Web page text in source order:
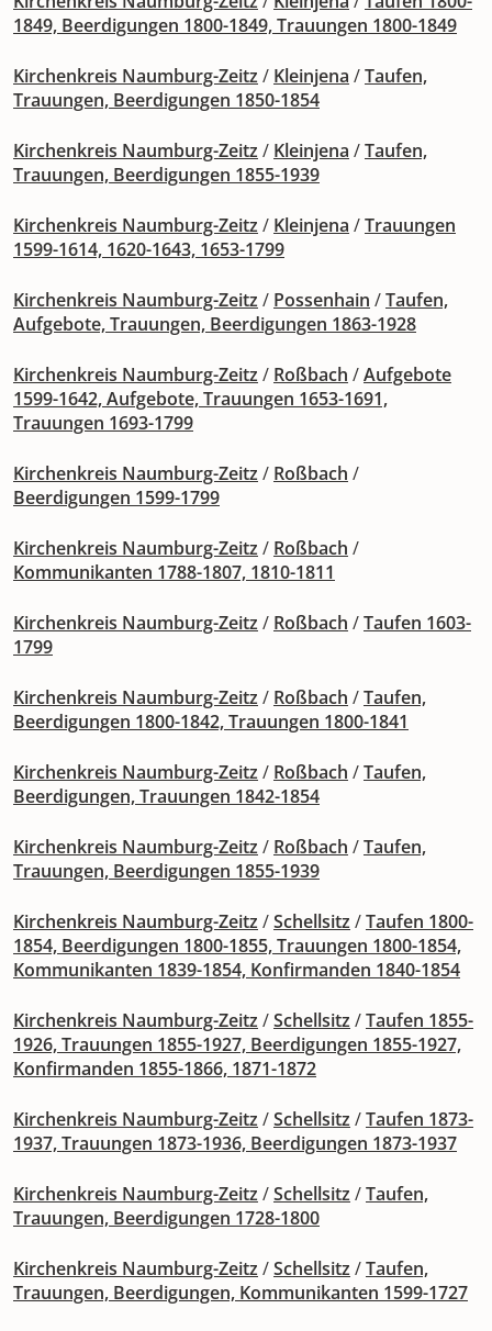
1849, Beerdigungen 1800-1849, Trauungen 1800-1849
Kirchenkreis Naumburg-Zeitz / Kleinjena /Taufen,
Trauungen, Beerdigungen 1850-1854
Kirchenkreis Naumburg-Zeitz / Kleinjena /Taufen,
Trauungen, Beerdigungen 1855-1939
Kirchenkreis Naumburg-Zeitz / Kleinjena /Trauungen
1599-1614, 1620-1643, 1653-1799
Kirchenkreis Naumburg-Zeitz / Possenhain /Taufen,
Aufgebote, Trauungen, Beerdigungen 1863-1928
Kirchenkreis Naumburg-Zeitz / Roßbach /Aufgebote
1599-1642, Aufgebote, Trauungen 1653-1691,
Trauungen 1693-1799
Kirchenkreis Naumburg-Zeitz / Roßbach /
Beerdigungen 1599-1799
Kirchenkreis Naumburg-Zeitz / Roßbach /
Kommunikanten 1788-1807, 1810-1811
Kirchenkreis Naumburg-Zeitz / Roßbach /Taufen 1603-
1799
Kirchenkreis Naumburg-Zeitz / Roßbach /Taufen,
Beerdigungen 1800-1842, Trauungen 1800-1841
Kirchenkreis Naumburg-Zeitz / Roßbach /Taufen,
Beerdigungen, Trauungen 1842-1854
Kirchenkreis Naumburg-Zeitz / Roßbach /Taufen,
Trauungen, Beerdigungen 1855-1939
Kirchenkreis Naumburg-Zeitz /Schellsitz /Taufen 1800-
1854, Beerdigungen 1800-1855, Trauungen 1800-1854,
Kommunikanten 1839-1854, Konfirmanden 1840-1854
Kirchenkreis Naumburg-Zeitz /Schellsitz /Taufen 1855-
1926, Trauungen 1855-1927, Beerdigungen 1855-1927,
Konfirmanden 1855-1866, 1871-1872
Kirchenkreis Naumburg-Zeitz /Schellsitz /Taufen 1873-
1937, Trauungen 1873-1936, Beerdigungen 1873-1937
Kirchenkreis Naumburg-Zeitz /Schellsitz /Taufen,
Trauungen, Beerdigungen 1728-1800
Kirchenkreis Naumburg-Zeitz /Schellsitz /Taufen,
Trauungen, Beerdigungen, Kommunikanten 1599-1727